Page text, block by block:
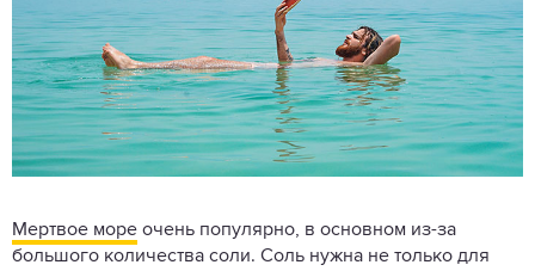
Мертвое море очень популярно, в основном из-за
большого количества соли. Соль нужна не только для